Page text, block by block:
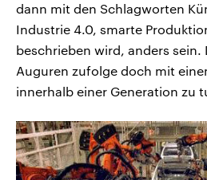
dann mit den Schlagworten
Industrie 4.0, smarte
beschrieben wird, anders sein.
Auguren zufolge doch mit
innerhalb einer Generation zu